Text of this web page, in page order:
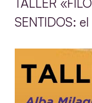
TALLER
SENTIDOS: